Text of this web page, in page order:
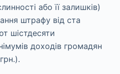
або її залишків)
штрафу від ста
шістдесяти
доходів громадян